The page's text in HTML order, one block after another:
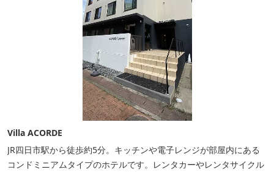
Villa ACORDE
JR四日市駅から徒歩約5分。キッチンや電子レンジが部屋内にある
コンドミニアムタイプのホテルです。レンタカーやレンタサイクル